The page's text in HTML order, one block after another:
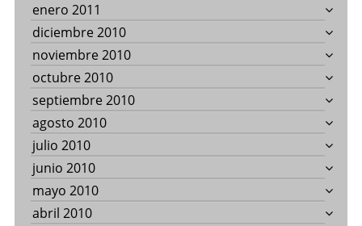
enero 2011
diciembre 2010
noviembre 2010
octubre 2010
septiembre 2010
agosto 2010
julio 2010
junio 2010
mayo 2010
abril 2010